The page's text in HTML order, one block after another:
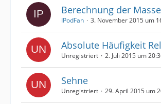
Berechnung der
IPodFan 3. November 2015 um
Absolute Häufigkeit
Unregistriert 2. Juli 2015 um
Sehne
Unregistriert 29. April 2015 um